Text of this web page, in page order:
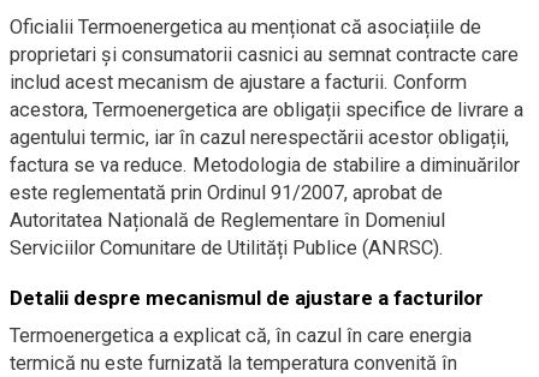
Oficialii Termoenergetica au menționat că asociațiile de
proprietari și consumatorii casnici au semnat contracte care
includ acest mecanism de ajustare a facturii. Conform
acestora, Termoenergetica are obligații specifice de livrare a
agentului termic, iar în cazul nerespectării acestor obligații,
factura se va reduce. Metodologia de stabilire a diminuărilor
este reglementată prin Ordinul 91/2007, aprobat de
Autoritatea Națională de Reglementare în Domeniul
Serviciilor Comunitare de Utilități Publice (ANRSC).
Detalii despre mecanismul de ajustare a facturilor
Termoenergetica a explicat că, în cazul în care energia
termică nu este furnizată la temperatura convenită în